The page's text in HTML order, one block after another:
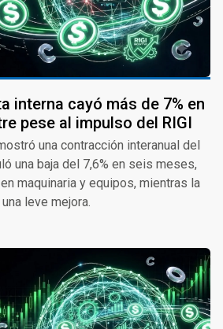
interna cayó más de 7% en
pese al impulso del RIGI
una contracción interanual del
una baja del 7,6% en seis meses,
maquinaria y equipos, mientras la
leve mejora.